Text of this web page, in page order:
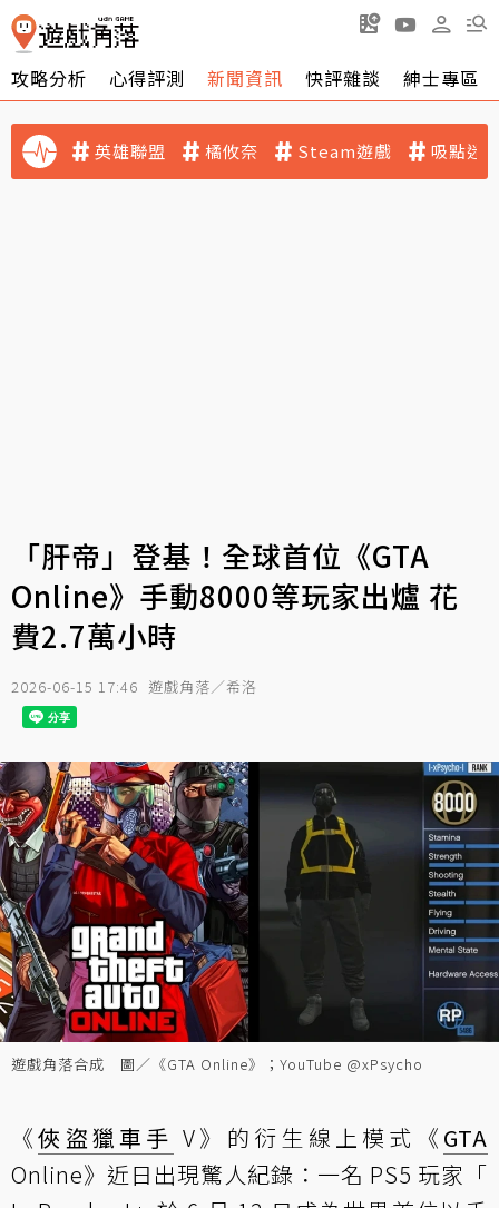
攻略分析 心得評測 新聞資訊 快評雜談 紳士專區
英雄聯盟 橘攸奈 Steam遊戲 吸點迷
「肝帝」登基！全球首位《GTA
Online》手動8000等玩家出爐 花
費2.7萬小時
2026-06-15 17:46 遊戲角落／希洛
遊戲角落合成 圖／《GTA Online》；YouTube @xPsycho
《俠盜獵車手 V》的衍生線上模式《 GTA
Online》近日出現驚人紀錄：一名 PS5 玩家「